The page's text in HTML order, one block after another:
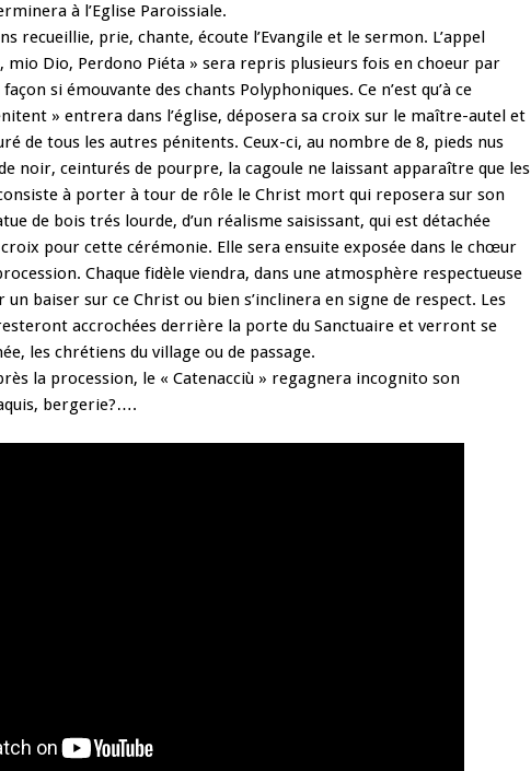
à l’Eglise Paroissiale.
recueillie, prie, chante, écoute l’Evangile et le sermon. L’appel
Dio, Perdono Piéta » sera repris plusieurs fois en choeur par
si émouvante des chants Polyphoniques. Ce n’est qu’à ce
» entrera dans l’église, déposera sa croix sur le maître-autel et
de tous les autres pénitents. Ceux-ci, au nombre de 8, pieds nus
noir, ceinturés de pourpre, la cagoule ne laissant apparaître que les
à porter à tour de rôle le Christ mort qui reposera sur son
de bois trés lourde, d’un réalisme saisissant, qui est détachée
croix pour cette cérémonie. Elle sera ensuite exposée dans le chœur
Chaque fidèle viendra, dans une atmosphère respectueuse
un baiser sur ce Christ ou bien s’inclinera en signe de respect. Les
accrochées derrière la porte du Sanctuaire et verront se
les chrétiens du village ou de passage.
la procession, le « Catenacciù » regagnera incognito son
bergerie?….